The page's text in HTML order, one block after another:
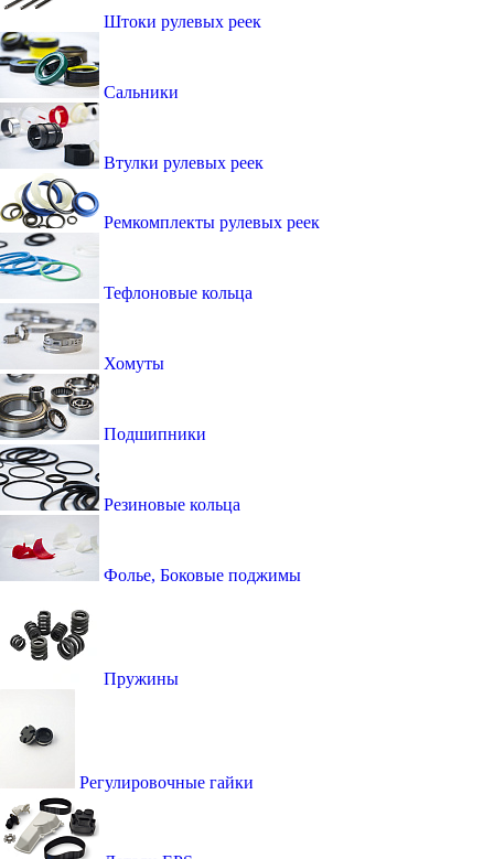
Штоки рулевых реек
Сальники
Втулки рулевых реек
Ремкомплекты рулевых реек
Тефлоновые кольца
Хомуты
Подшипники
Резиновые кольца
Фолье, Боковые поджимы
Пружины
Регулировочные гайки